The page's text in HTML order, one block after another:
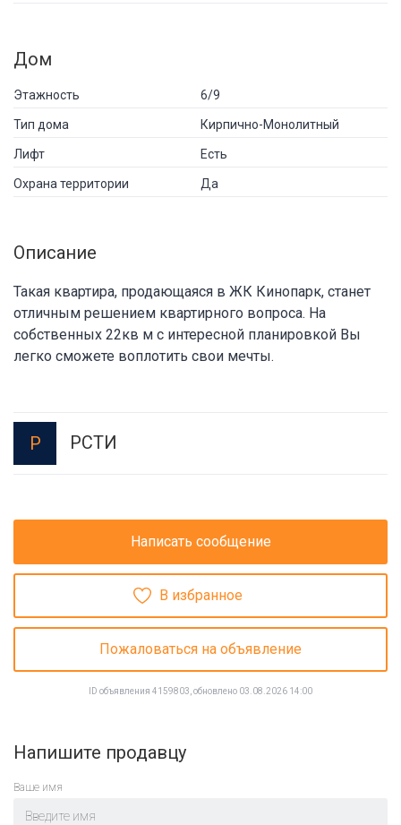
Дом
Этажность 6/9
Тип дома Кирпично-Монолитный
Лифт Есть
Охрана территории Да
Описание
Такая квартира, продающаяся в ЖК Кинопарк, станет
отличным решением квартирного вопроса. На
собственных 22кв м с интересной планировкой Вы
легко сможете воплотить свои мечты.
Р РСТИ
Написать сообщение
В избранное
Пожаловаться на объявление
ID объявления 4159803, обновлено 03.08.2026 14:00
Напишите продавцу
Ваше имя